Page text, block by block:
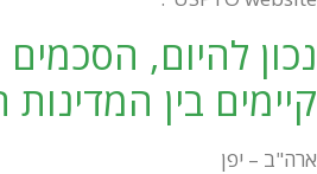
נכון להיום,
קיימים בין
ארה"ב – יפן